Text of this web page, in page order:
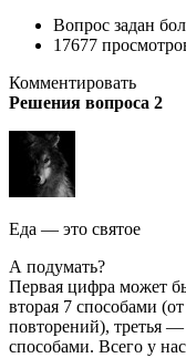
Вопрос задан
17677
Комментировать
Решения вопроса 2
Еда — это святое
А подумать?
Первая цифра может
вторая 7 способами
повторений), третья
способами. Всего у